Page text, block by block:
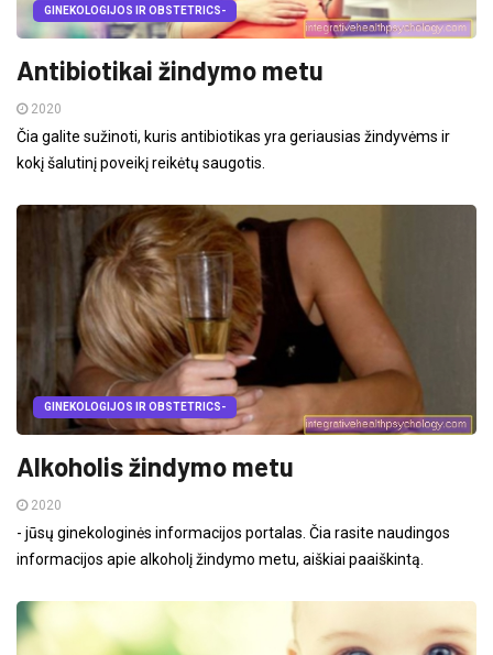
GINEKOLOGIJOS IR OBSTETRICS-
Antibiotikai žindymo metu
2020
Čia galite sužinoti, kuris antibiotikas yra geriausias žindyvėms ir
kokį šalutinį poveikį reikėtų saugotis.
GINEKOLOGIJOS IR OBSTETRICS-
Alkoholis žindymo metu
2020
- jūsų ginekologinės informacijos portalas. Čia rasite naudingos
informacijos apie alkoholį žindymo metu, aiškiai paaiškintą.